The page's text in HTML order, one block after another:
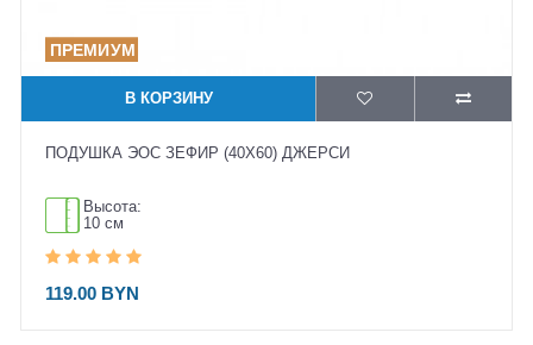
В КОРЗИНУ
ПОДУШКА ЭОС ЗЕФИР (40X60) ДЖЕРСИ
Высота:
10 см
119.00 BYN